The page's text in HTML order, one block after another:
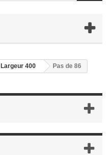
Largeur 400 Pas de 86